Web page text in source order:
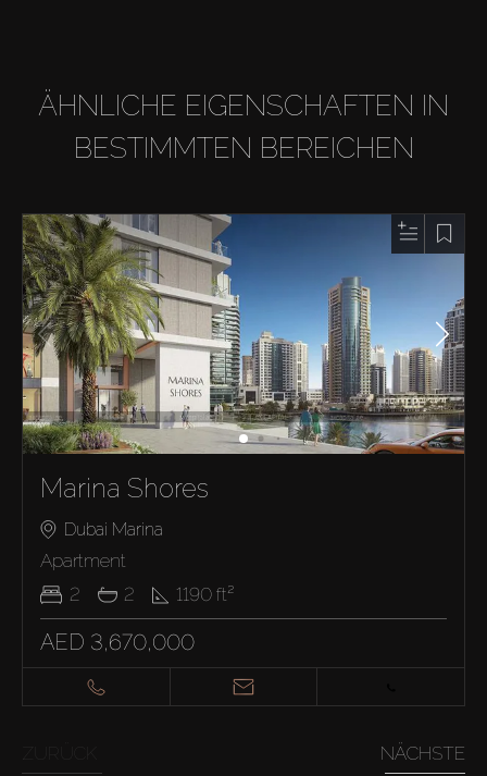
ÄHNLICHE EIGENSCHAFTEN IN
BESTIMMTEN BEREICHEN
Marina Shores
Dubai Marina
Apartment
2
2 1190 ft²
AED 3,670,000
NÄCHSTE